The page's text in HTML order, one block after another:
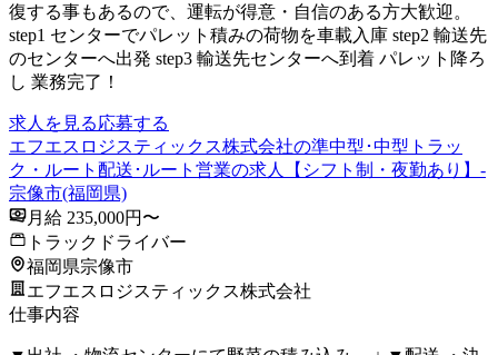
復する事もあるので、運転が得意・自信のある方大歓迎。
step1 センターでパレット積みの荷物を車載入庫 step2 輸送先
のセンターへ出発 step3 輸送先センターへ到着 パレット降ろ
し 業務完了！
求人を見る応募する
エフエスロジスティックス株式会社の準中型･中型トラッ
ク・ルート配送･ルート営業の求人【シフト制・夜勤あり】-
宗像市(福岡県)
月給 235,000円〜
トラックドライバー
福岡県宗像市
エフエスロジスティックス株式会社
仕事内容